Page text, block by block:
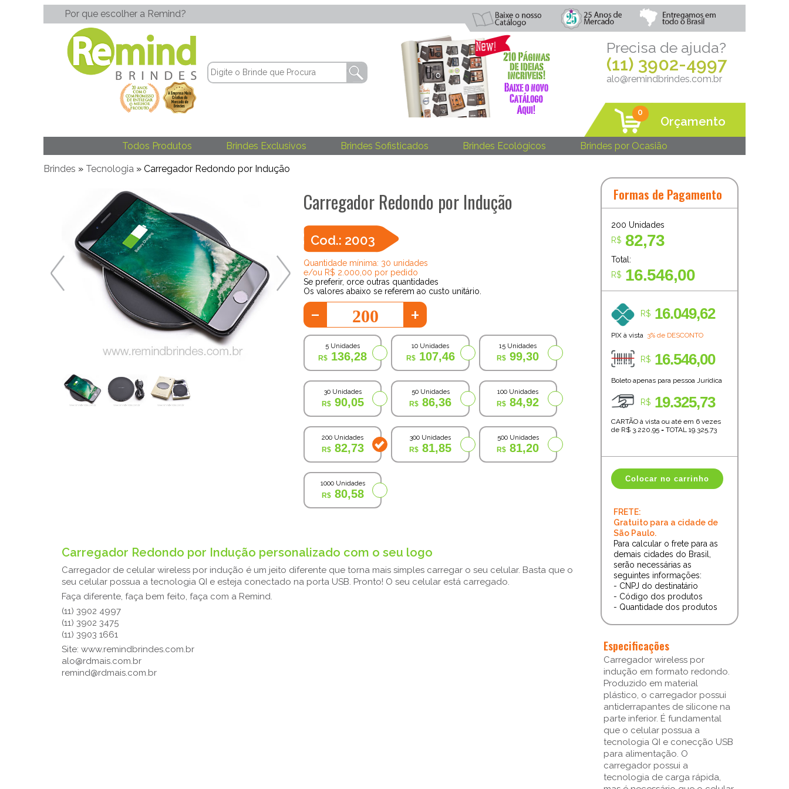
Por que escolher a Remind?
Precisa de ajuda?
(11) 3902-4997
alo@remindbrindes.com.br
0
Orçamento
Todos Produtos Brindes Exclusivos Brindes Sofisticados Brindes Ecológicos Brindes por Ocasião
Brindes » Tecnologia » Carregador Redondo por Indução
Carregador Redondo por Indução
Cod.: 2003
Quantidade mínima: 30 unidades
e/ou R$ 2.000,00 por pedido
Se preferir, orce outras quantidades
Os valores abaixo se referem ao custo unitário.
- +
5 Unidades
136,28
10 Unidades
107,46
15 Unidades
99,30
30 Unidades
90,05
50 Unidades
86,36
100 Unidades
84,92
200 Unidades
82,73
300 Unidades
81,85
500 Unidades
81,20
1000 Unidades
80,58
Carregador Redondo por Indução personalizado com o seu logo
Carregador de celular wireless por indução é um jeito diferente que torna mais simples carregar o seu celular. Basta que o
seu celular possua a tecnologia QI e esteja conectado na porta USB. Pronto! O seu celular está carregado.
Faça diferente, faça bem feito, faça com a Remind.
(11) 3902 4997
(11) 3902 3475
(11) 3903 1661
Site: www.remindbrindes.com.br
alo@rdmais.com.br
remind@rdmais.com.br
Formas de Pagamento
200 Unidades
R$ 82,73
Total:
R$ 16.546,00
R$ 16.049,62
PIX à vista 3% de DESCONTO
R$ 16.546,00
Boleto apenas para pessoa Jurídica
R$ 19.325,73
CARTÃO à vista ou até em 6 vezes
de R$ 3.220,95 =TOTAL19.325,73
Colocar no carrinho
FRETE:
Gratuito para a cidade de
São Paulo.
Para calcular o frete para as
demais cidades do Brasil,
serão necessárias as
seguintes informações:
- CNPJ do destinatário
- Código dos produtos
- Quantidade dos produtos
Especificações
Carregador wireless por
indução em formato redondo.
Produzido em material
plástico, o carregador possui
antiderrapantes de silicone na
parte inferior. É fundamental
que o celular possua a
tecnologia QI e conecção USB
para alimentação. O
carregador possui a
tecnologia de carga rápida,